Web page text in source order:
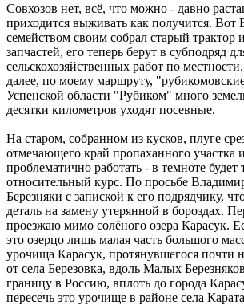
Совхозов нет, всё, что можно - давно
приходится выживать как получится. Вот
семейством своим собрал старый трактор
запчастей, его теперь берут в субподряд
сельскохозяйственных работ по
далее, по моему маршруту,
Успенской области "Рубиком" много
десятки километров уходят посевные.
На старом, собранном из кусков, плуге
отмечающего край пропаханного участка
проблематично работать - в темноте будет
относительный курс. По просьбе
Березняки с запиской к его подрядчику,
деталь на замену утерянной в бороздах.
проезжаю мимо солёного озера Карасук.
это озерцо лишь малая часть большого
урочища Карасук, протянувшегося почти
от села Березовка, вдоль Малых
границу в Россию, вплоть до города
пересечь это урочище в районе села